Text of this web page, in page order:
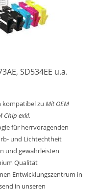
SD534EE u.a.
kompatibel zu Mit OEM
Chip exkl.
für herrvoragenden
und Lichtechtheit
und gewährleisten
Qualität
Entwicklungszentrum in
in unseren